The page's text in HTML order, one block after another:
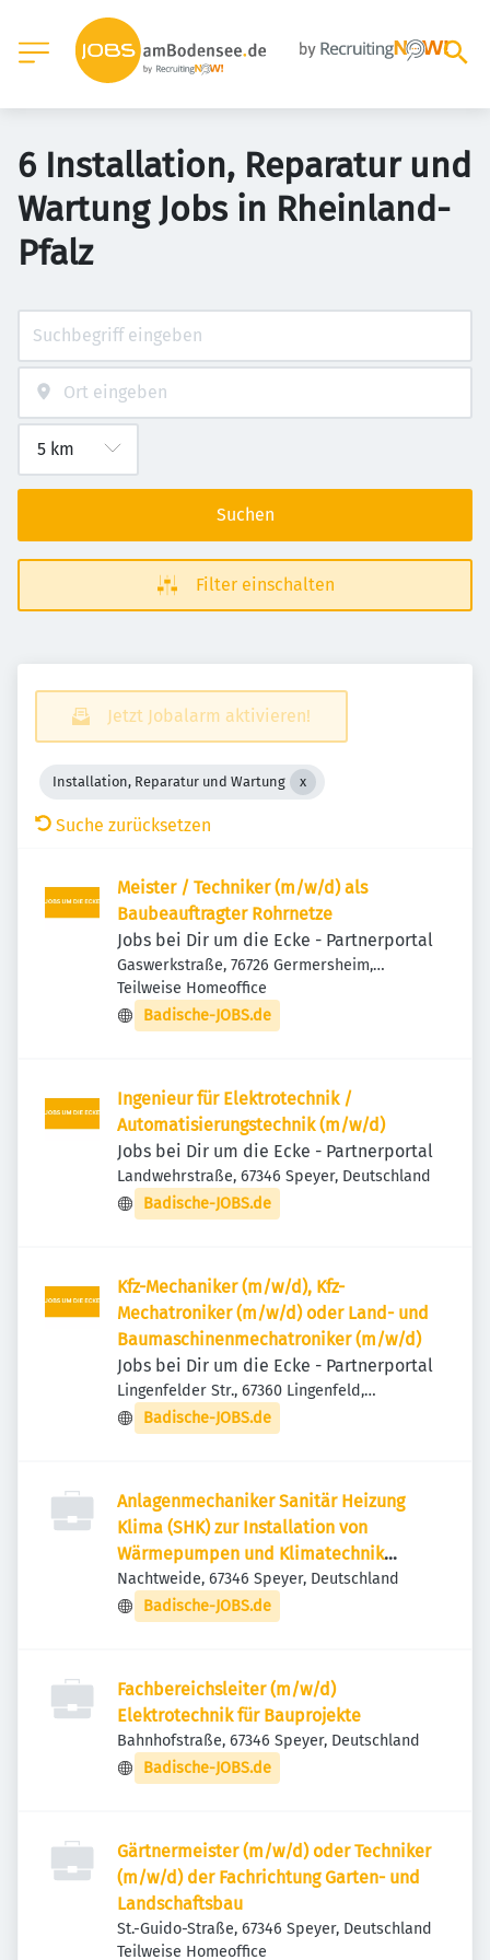
6 Installation, Reparatur und
Wartung Jobs in Rheinland-
Pfalz
Suchen
Filter einschalten
Jetzt Jobalarm aktivieren!
Installation, Reparatur und Wartung
Suche zurücksetzen
Meister / Techniker (m/w/d) als
Baubeauftragter Rohrnetze
Jobs bei Dir um die Ecke - Partnerportal
Gaswerkstraße, 76726 Germersheim,
Deutschland
Teilweise Homeoffice
Badische-JOBS.de
Ingenieur für Elektrotechnik /
Automatisierungstechnik (m/w/d)
Jobs bei Dir um die Ecke - Partnerportal
Landwehrstraße, 67346 Speyer, Deutschland
Badische-JOBS.de
Kfz-Mechaniker (m/w/d), Kfz-
Mechatroniker (m/w/d) oder Land- und
Baumaschinenmechatroniker (m/w/d)
Jobs bei Dir um die Ecke - Partnerportal
Lingenfelder Str., 67360 Lingenfeld,
Deutschland
Badische-JOBS.de
Anlagenmechaniker Sanitär Heizung
Klima (SHK) zur Installation von
Wärmepumpen und Klimatechnik
(m/w/d)
Nachtweide, 67346 Speyer, Deutschland
Badische-JOBS.de
Fachbereichsleiter (m/w/d)
Elektrotechnik für Bauprojekte
Bahnhofstraße, 67346 Speyer, Deutschland
Badische-JOBS.de
Gärtnermeister (m/w/d) oder Techniker
(m/w/d) der Fachrichtung Garten- und
Landschaftsbau
St.-Guido-Straße, 67346 Speyer, Deutschland
Teilweise Homeoffice